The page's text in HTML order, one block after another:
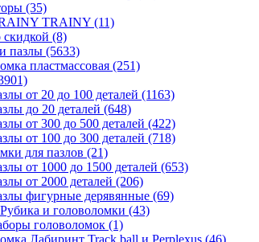
(35)
TRAINY (11)
(8)
пазлы (5633)
пластмассовая (251)
от 20 до 100 деталей (1163)
до 20 деталей (648)
от 300 до 500 деталей (422)
от 100 до 300 деталей (718)
для пазлов (21)
от 1000 до 1500 деталей (653)
от 2000 деталей (206)
фигурные дерявянные (69)
и головоломки (43)
головоломок (1)